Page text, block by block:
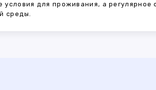
для проживания, а
среды.